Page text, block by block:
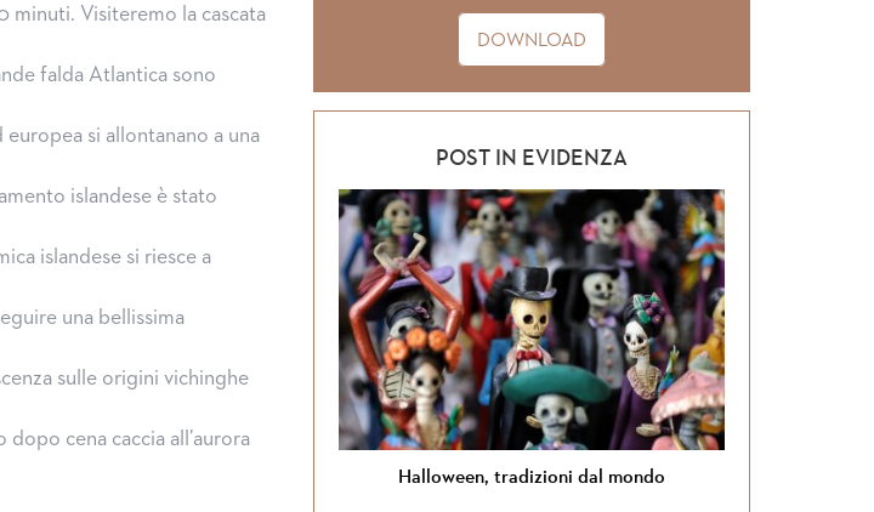
minuti. Visiteremo la cascata
falda Atlantica sono
si allontanano a una
islandese è stato
islandese si riesce a
una bellissima
sulle origini vichinghe
cena caccia all’aurora
DOWNLOAD
POST IN EVIDENZA
Si torna in Giordania